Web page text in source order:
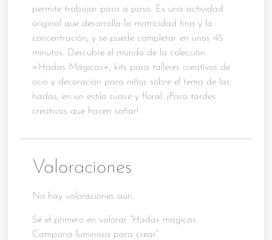
permite trabajar paso a paso. Es una actividad
original que desarrolla la motricidad fina y la
concentración, y se puede completar en unos 45
minutos. Descubre el mundo de la colección
«Hadas Mágicas», kits para talleres creativos de
ocio y decoración para niños sobre el tema de las
hadas, en un estilo suave y floral. ¡Para tardes
creativas que hacen soñar!
Valoraciones
No hay valoraciones aún.
Sé el primero en valorar “Hadas mágicas
Campana luminosa para crear”